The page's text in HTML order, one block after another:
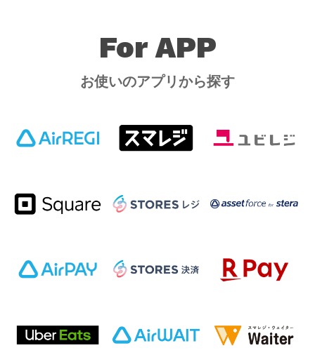
For APP
お使いのアプリから探す